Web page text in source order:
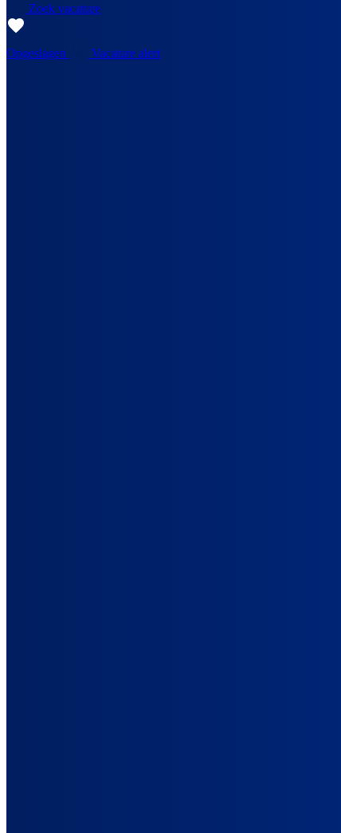
Zoek vacature
Opgeslagen Vacature alert